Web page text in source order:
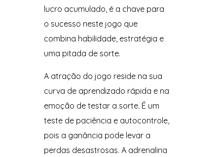
lucro acumulado, é a chave para
o sucesso neste jogo que
combina habilidade, estratégia e
uma pitada de sorte.
A atração do jogo reside na sua
curva de aprendizado rápida e na
emoção de testar a sorte. É um
teste de paciência e autocontrole,
pois a ganância pode levar a
perdas desastrosas. A adrenalina